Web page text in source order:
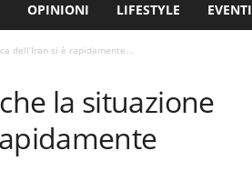
OPINIONI LIFESTYLE EVENTI
dell’Iran si è rapidamente...
la situazione